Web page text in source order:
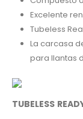
Excelente
Tubeless
La carcasa
para llantas
TUBELESS